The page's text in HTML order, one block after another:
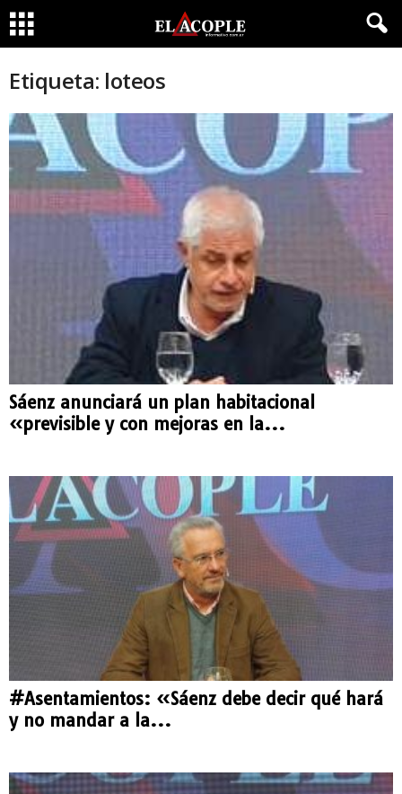
Etiqueta: loteos
Sáenz anunciará un plan habitacional
«previsible y con mejoras en la...
#Asentamientos: «Sáenz debe decir qué hará
y no mandar a la...